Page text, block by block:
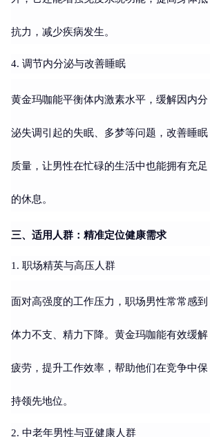
抗力，减少疾病发生。
4. 调节内分泌与改善睡眠
黄金玛咖能平衡体内激素水平，缓解因内分
泌失调引起的失眠、多梦等问题，改善睡眠
质量，让男性在忙碌的生活中也能拥有充足
的休息。
三、适用人群：精准定位健康需求
1. 职场精英与高压人群
面对高强度的工作压力，职场男性常常感到
体力不支、精力下降。黄金玛咖能有效缓解
疲劳，提升工作效率，帮助他们在竞争中保
持领先地位。
2. 中老年男性与亚健康人群